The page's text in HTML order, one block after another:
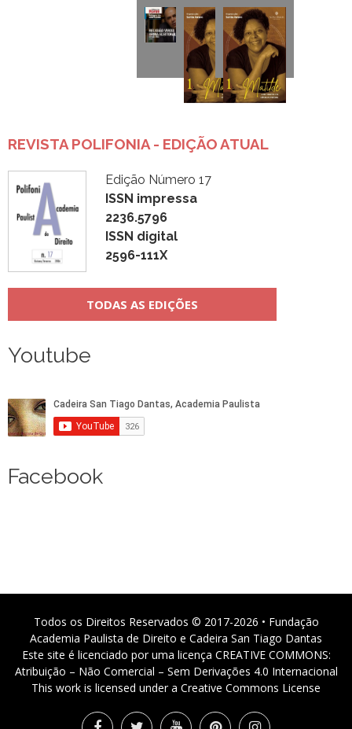
REVISTA POLIFONIA - EDIÇÃO ATUAL
Edição Número 17
ISSN impressa
2236.5796
ISSN digital
2596-111X
TODAS AS EDIÇÕES
Youtube
Facebook
Todos os Direitos Reservados © 2017-2026 • Fundação
Academia Paulista de Direito e Cadeira San Tiago Dantas
Este site é licenciado por uma licença CREATIVE COMMONS:
Atribuição – Não Comercial – Sem Derivações 4.0 Internacional
This work is licensed under a Creative Commons License